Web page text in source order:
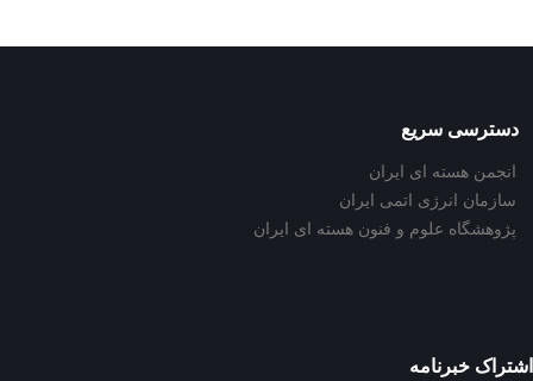
دسترسی سریع
انجمن هسته ای ایران
سازمان انرژی اتمی ایران
پژوهشگاه علوم و فنون هسته ای ایران
اشتراک خبرنامه